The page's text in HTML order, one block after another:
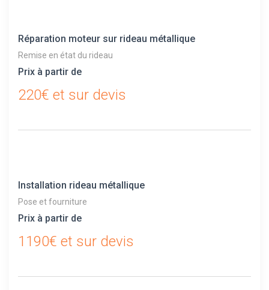
Réparation moteur sur rideau métallique
Remise en état du rideau
Prix à partir de
220€ et sur devis
Installation rideau métallique
Pose et fourniture
Prix à partir de
1190€ et sur devis